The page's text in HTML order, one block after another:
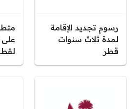
رسوم تجديد الإقامة
لمدة ثلاث سنوات
قطر